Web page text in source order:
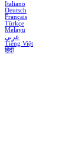
Italiano
Deutsch
Français
Türkçe
Melayu
عربي
Tiếng Việt
हिंदी